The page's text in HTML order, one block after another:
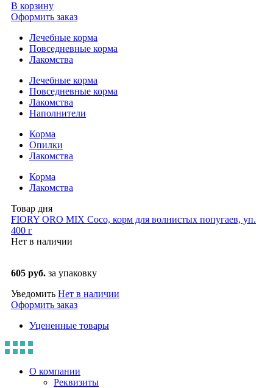
В корзину
Оформить заказ
Лечебные корма
Повседневные корма
Лакомства
Лечебные корма
Повседневные корма
Лакомства
Наполнители
Корма
Опилки
Лакомства
Корма
Лакомства
Товар дня
FIORY ORO MIX Coco, корм для волнистых попугаев, уп.
400 г
Нет в наличии
605 руб. за упаковку
Уведомить Нет в наличии
Оформить заказ
Уцененные товары
О компании
Реквизиты